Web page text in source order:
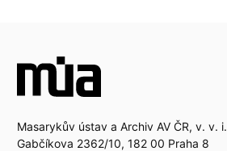
Masarykův ústav a Archiv AV ČR, v. v. i.
Gabčíkova 2362/10, 182 00 Praha 8